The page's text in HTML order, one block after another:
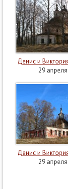
Денис и
29
Денис и
29